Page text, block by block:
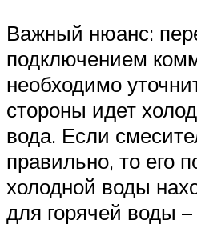
Важный нюанс:
подключением
необходимо
стороны идет
вода. Если
правильно, то его
холодной воды
для горячей воды –